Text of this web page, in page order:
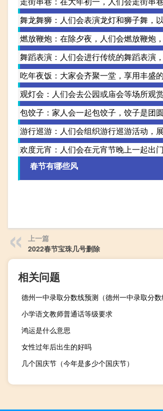
舞龙舞狮：人们会表演龙灯和狮子舞，
燃放鞭炮：在除夕夜，人们会燃放鞭炮
舞蹈表演：人们会进行传统的舞蹈表演
吃年夜饭：大家会齐聚一堂，享用丰盛
观灯会：人们会去公园或庙会等场所观
包饺子：家人会一起包饺子，饺子是团
游行巡游：人们会组织游行巡游活动，
欢度元宵：人们会在元宵节晚上一起出
春节有哪些风
上一篇
2022春节宝珠几号删除
相关问题
德州一中录取分数线预测（德州一中录取分数
小学语文教师普通话等级要求
鸿运是什么意思
女性过年后出生的好吗
几个国庆节（今年是多少个国庆节）